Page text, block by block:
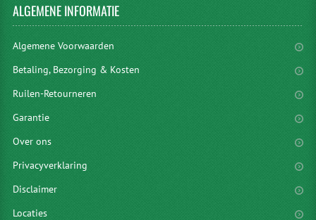
ALGEMENEINFORMATIE
Algemene Voorwaarden
Betaling, Bezorging & Kosten
Ruilen-Retourneren
Garantie
Over ons
Privacyverklaring
Disclaimer
Locaties